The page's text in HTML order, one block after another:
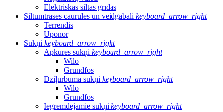
Elektriskās siltās grīdas
Siltumtrases caurules un veidgabali keyboard_arrow_right
Terrendis
Uponor
Sūkņi keyboard_arrow_right
Apkures sūkņi keyboard_arrow_right
Wilo
Grundfos
Dziļurbuma sūkņi keyboard_arrow_right
Wilo
Grundfos
Iegremdējamie sūkņi keyboard_arrow_right